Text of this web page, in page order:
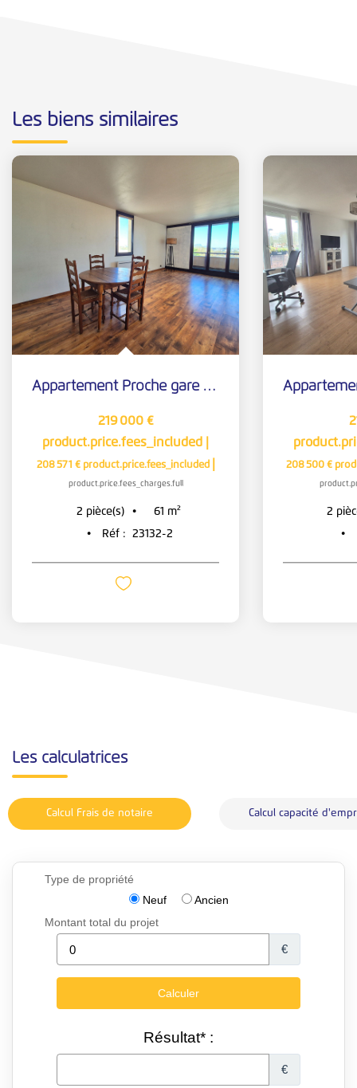
Les biens similaires
Appartement Proche gare 61.45 m2
219 000 €
product.price.fees_included
208 571 € product.price.fees_included
product.price.fees_charges.full
2 pièce(s) 61 m²
Réf :
23132-2
208 500 €
2
Les calculatrices
Calcul Frais de notaire Calcul capacité